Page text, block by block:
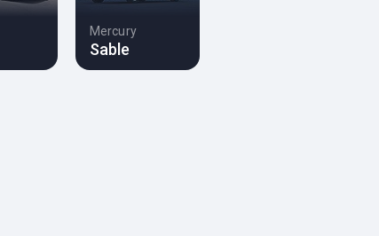
Mercury
Sable